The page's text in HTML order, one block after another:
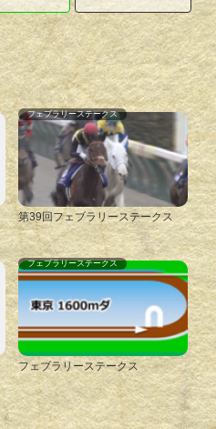
フェブラリーステークス
第39回フェブラリーステークス
フェブラリーステークス
フェブラリーステークス